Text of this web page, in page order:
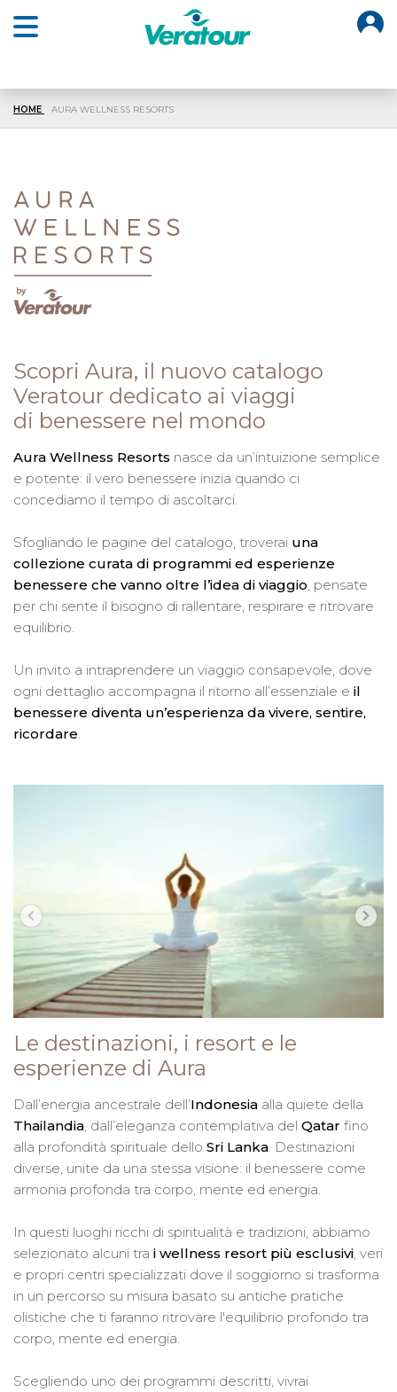
HOME AURA WELLNESS RESORTS
Scopri Aura, il nuovo catalogo
Veratour dedicato ai viaggi
di benessere nel mondo
Aura Wellness Resorts nasce da un’intuizione semplice
e potente: il vero benessere inizia quando ci
concediamo il tempo di ascoltarci.
Sfogliando le pagine del catalogo, troverai una
collezione curata di programmi ed esperienze
benessere che vanno oltre l’idea di viaggio, pensate
per chi sente il bisogno di rallentare, respirare e ritrovare
equilibrio.
Un invito a intraprendere un viaggio consapevole, dove
ogni dettaglio accompagna il ritorno all’essenziale e il
benessere diventa un’esperienza da vivere, sentire,
ricordare.
Le destinazioni, i resort e le
esperienze di Aura
Dall’energia ancestrale dell’Indonesia alla quiete della
Thailandia, dall’eleganza contemplativa del Qatar fino
alla profondità spirituale dello Sri Lanka. Destinazioni
diverse, unite da una stessa visione: il benessere come
armonia profonda tra corpo, mente ed energia.
In questi luoghi ricchi di spiritualità e tradizioni, abbiamo
selezionato alcuni tra i wellness resort più esclusivi, veri
e propri centri specializzati dove il soggiorno si trasforma
in un percorso su misura basato su antiche pratiche
olistiche che ti faranno ritrovare l'equilibrio profondo tra
corpo, mente ed energia.
Scegliendo uno dei programmi descritti, vivrai